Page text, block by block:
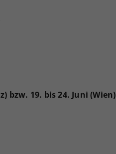
bzw. 19. bis 24. Juni (Wien)